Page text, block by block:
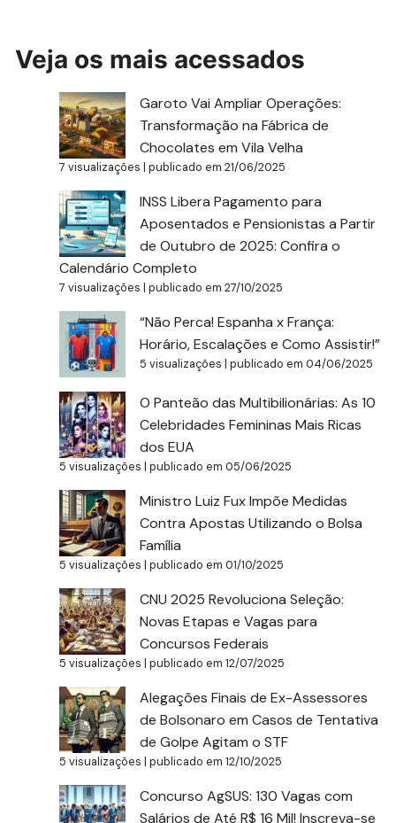
Veja os mais acessados
Garoto Vai Ampliar Operações:
Transformação na Fábrica de
Chocolates em Vila Velha
7 visualizações |publicado em 21/06/2025
INSS Libera Pagamento para
Aposentados e Pensionistas a Partir
de Outubro de 2025: Confira o
Calendário Completo
7 visualizações |publicado em 27/10/2025
“Não Perca! Espanha x França:
Horário, Escalações e Como Assistir!”
5 visualizações |publicado em 04/06/2025
O Panteão das Multibilionárias: As 10
Celebridades Femininas Mais Ricas
dos EUA
5 visualizações |publicado em 05/06/2025
Ministro Luiz Fux Impõe Medidas
Contra Apostas Utilizando o Bolsa
Família
5 visualizações |publicado em 01/10/2025
CNU 2025 Revoluciona Seleção:
Novas Etapas e Vagas para
Concursos Federais
5 visualizações |publicado em 12/07/2025
Alegações Finais de Ex-Assessores
de Bolsonaro em Casos de Tentativa
de Golpe Agitam o STF
5 visualizações |publicado em 12/10/2025
Concurso AgSUS: 130 Vagas com
Salários de Até R$ 16 Mil! Inscreva-se